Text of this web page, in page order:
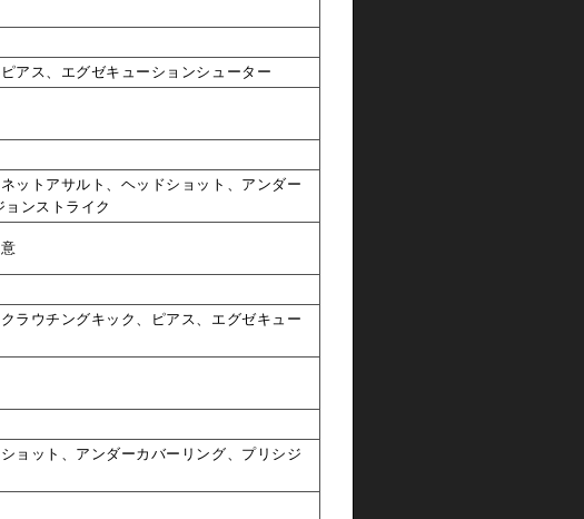
アス、エグゼキューションシューター
ットアサルト、ヘッドショット、アンダー
ンストライク
ラウチングキック、ピアス、エグゼキュー
ョット、アンダーカバーリング、プリシジ